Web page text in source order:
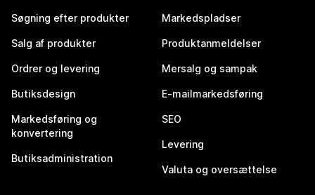
Søgning efter produkter
Salg af produkter
Ordrer og levering
Butiksdesign
Markedsføring og
konvertering
Butiksadministration
Markedspladser
Produktanmeldelser
Mersalg og sampak
E-mailmarkedsføring
SEO
Levering
Valuta og oversættelse